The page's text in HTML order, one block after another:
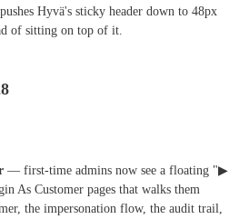
Hyvä's sticky header down to 48px
of sitting on top of it.
— first-time admins now see a floating "▶
As Customer pages that walks them
the impersonation flow, the audit trail,